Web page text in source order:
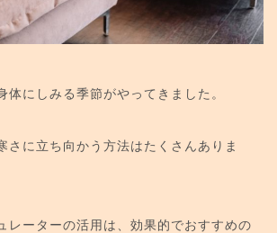
体にしみる季節がやってきました。
さに立ち向かう方法はたくさんありま
レーターの活用は、効果的でおすすめの